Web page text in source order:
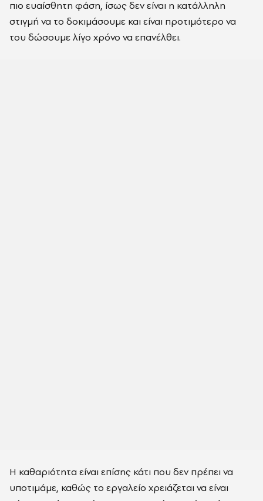
πιο ευαίσθητη φάση, ίσως δεν είναι η κατάλληλη
στιγμή να το δοκιμάσουμε και είναι προτιμότερο να
του δώσουμε λίγο χρόνο να επανέλθει.
Η καθαριότητα είναι επίσης κάτι που δεν πρέπει να
υποτιμάμε, καθώς το εργαλείο χρειάζεται να είναι